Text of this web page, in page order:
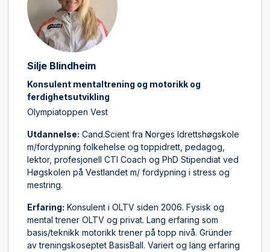
Silje Blindheim
Konsulent mentaltrening og motorikk og
ferdighetsutvikling
Olympiatoppen Vest
Utdannelse: Cand.Scient fra Norges Idrettshøgskole
m/fordypning folkehelse og toppidrett, pedagog,
lektor, profesjonell CTI Coach og PhD Stipendiat ved
Høgskolen på Vestlandet m/ fordypning i stress og
mestring.
Erfaring: Konsulent i OLTV siden 2006. Fysisk og
mental trener OLTV og privat. Lang erfaring som
basis/teknikk motorikk trener på topp nivå. Gründer
av treningskoseptet BasisBall. Variert og lang erfaring